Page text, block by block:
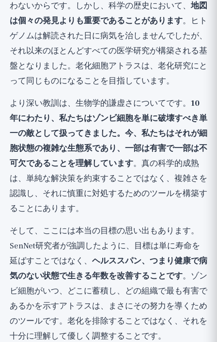
わないからです。しかし、科学の歴史において、 地図
は個々の発見よりも重要であることがあります。ヒト
ゲノムは解読された日に病気を治しませんでしたが、
それ以来のほとんどすべての医学研究が構築される基
盤となりました。老化細胞アトラスは、老化研究にと
って同じものになることを目指しています。
より深い教訓は、生物学的謙虚さについてです。 10
年にわたり、私たちはゾンビ細胞を単に破壊すべき単
一の敵として扱ってきました。今、私たちはそれが細
胞状態の複雑な生態系であり、一部は有害で一部は不
可欠であることを理解しています。真の科学的成熟
は、単純な解決策を約束することではなく、複雑さを
認識し、それに慎重に対処するためのツールを構築す
ることにあります。
そして、ここには本当の目標の思い出もあります。
SenNet研究者が強調したように、目標は単に寿命を
延ばすことではなく、 ヘルススパン、つまり健康で病
気のない状態で生きる年数を改善することです。ゾン
ビ細胞がいつ、どこに蓄積し、どの組織で最も有害で
あるかを示すアトラスは、まさにその努力を導くため
のツールです。老化を排除することではなく、それを
十分に理解して優しく調整することです。